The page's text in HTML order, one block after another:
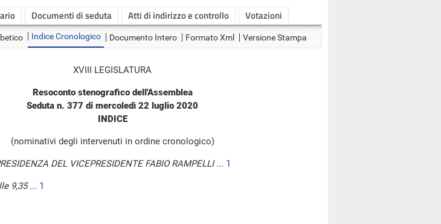
Documenti di seduta Atti di indirizzo e controllo Votazioni
Indice Cronologico Documento Intero Formato Xml Versione Stampa
XVIII LEGISLATURA
Resoconto stenografico dell'Assemblea
Seduta n. 377 di mercoledì 22 luglio 2020
INDICE
(nominativi degli intervenuti in ordine cronologico)
DEL VICEPRESIDENTE FABIO RAMPELLI... 1
9,35... 1